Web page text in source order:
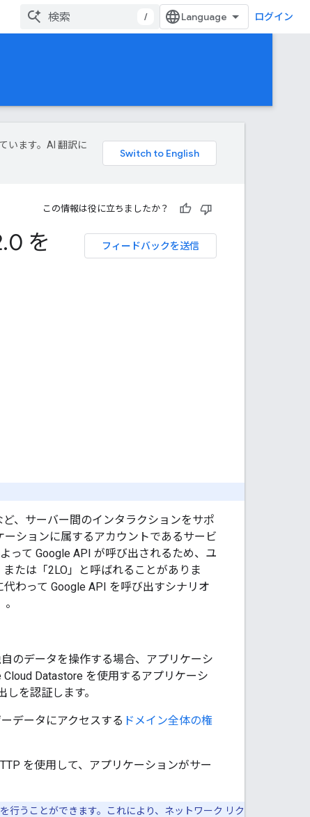
/ ログイン
います。AI 翻訳に
この情報は役に立ちましたか？
フィードバックを送信
.0 を
ど、サーバー間のインタラクションをサポ
ーションに属するアカウントであるサービ
って Google API が呼び出されるため、ユ
たは「2LO」と呼ばれることがありま
わって Google API を呼び出すシナリオ
のデータを操作する場合、アプリケーシ
Datastore を使用するアプリケーシ
を認証します。
データにアクセスする ドメイン全体の権
を使用して、アプリケーションがサー
行うことができます。これにより、ネットワーク リク